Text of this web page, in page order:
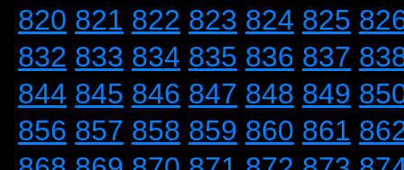
820 821 822 823 824 825
832 833 834 835 836 837
844 845 846 847 848 849
856 857 858 859 860 861